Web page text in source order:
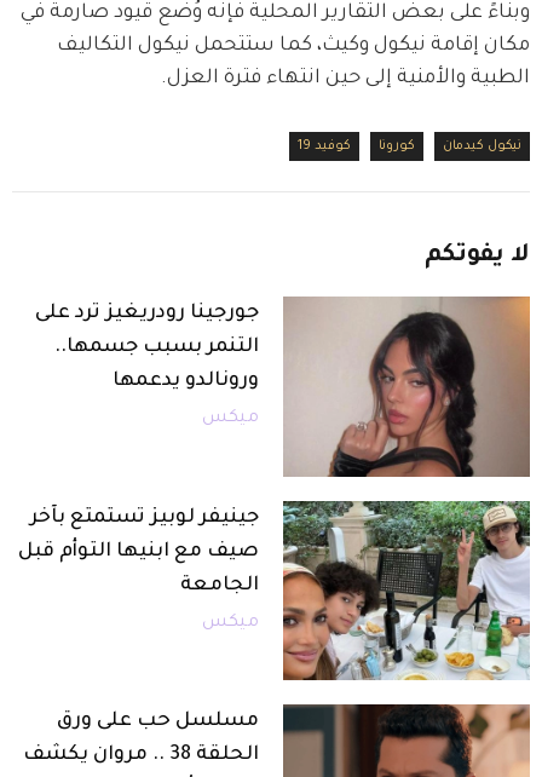
وبناءً على بعض التقارير المحلية فإنه وُضع قيود صارمة في
مكان إقامة نيكول وكيث، كما ستتحمل نيكول التكاليف
الطبية والأمنية إلى حين انتهاء فترة العزل.
نيكول كيدمان كورونا كوفيد 19
لا يفوتكم
جورجينا رودريغيز ترد على
التنمر بسبب جسمها..
ورونالدو يدعمها
ميكس
جينيفر لوبيز تستمتع بآخر
صيف مع ابنيها التوأم قبل
الجامعة
ميكس
مسلسل حب على ورق
الحلقة 38 .. مروان يكشف